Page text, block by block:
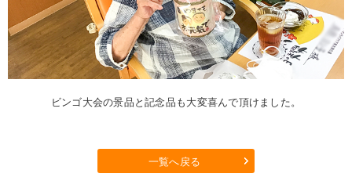
ビンゴ大会の景品と記念品も大変喜んで頂けました。
一覧へ戻る